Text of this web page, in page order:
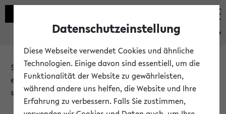
eKVV
Sie möchten auf eine eKVV Funktion zugreifen, die Ihnen
erst nach einer Anmeldung am System zur Verfügung
steht.
Datenschutzeinstellung
Diese Webseite verwendet Cookies und ähnliche
Technologien. Einige davon sind essentiell, um die
Funktionalität der Website zu gewährleisten,
während andere uns helfen, die Website und Ihre
Erfahrung zu verbessern. Falls Sie zustimmen,